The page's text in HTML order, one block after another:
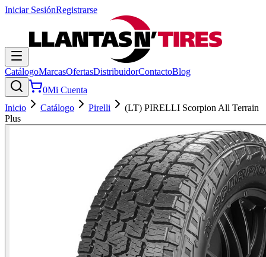
Iniciar SesiónRegistrarse
CatálogoMarcasOfertasDistribuidorContactoBlog
0Mi Cuenta
Inicio
Catálogo Pirelli
(LT) PIRELLI Scorpion All Terrain
Plus